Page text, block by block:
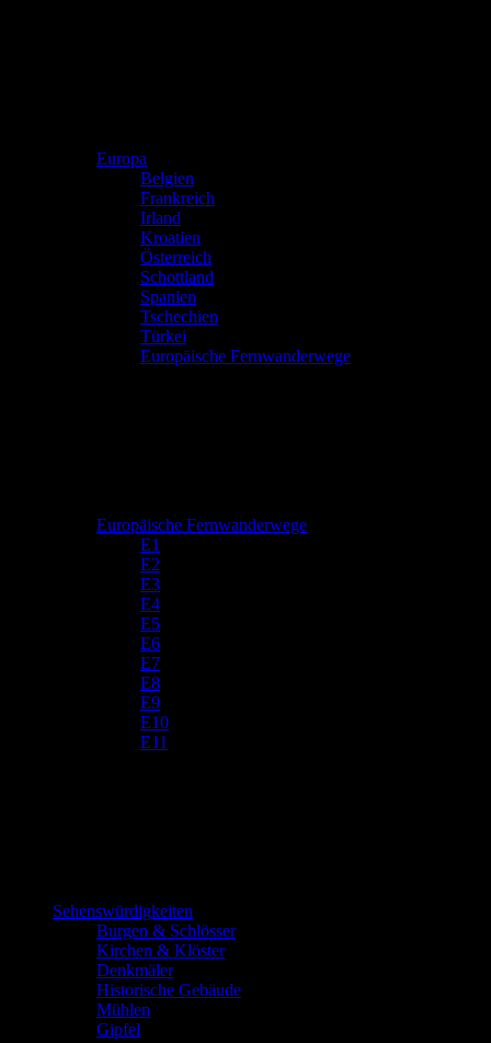
Europa
Belgien
Frankreich
Irland
Kroatien
Österreich
Schottland
Spanien
Tschechien
Türkei
Europäische Fernwanderwege
Europäische Fernwanderwege
E1
E2
E3
E4
E5
E6
E7
E8
E9
E10
E11
Sehenswürdigkeiten
Burgen & Schlösser
Kirchen & Klöster
Denkmäler
Historische Gebäude
Mühlen
Gipfel